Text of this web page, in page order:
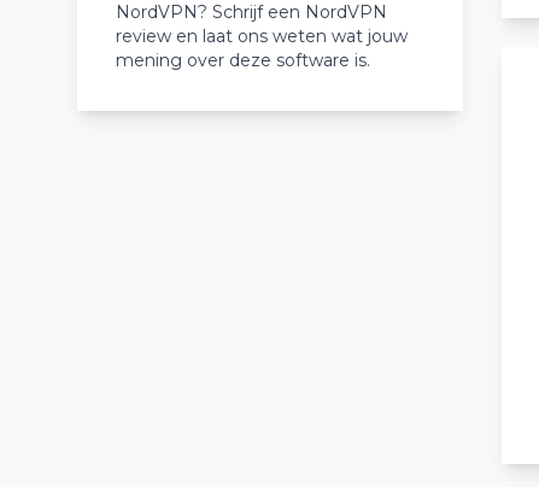
NordVPN? Schrijf een NordVPN
review en laat ons weten wat jouw
mening over deze software is.